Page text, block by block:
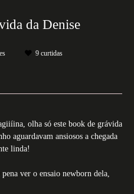
da Denise
9curtidas
olha só este book de grávida
aguardavam ansiosos a chegada
linda!
ver o ensaio newborn dela,